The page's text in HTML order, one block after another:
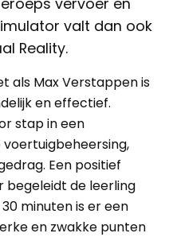
valt dan ook
Reality.
als Max Verstappen is
en effectief.
stap in een
Een positief
begeleidt de leerling
minuten is er een
en zwakke punten